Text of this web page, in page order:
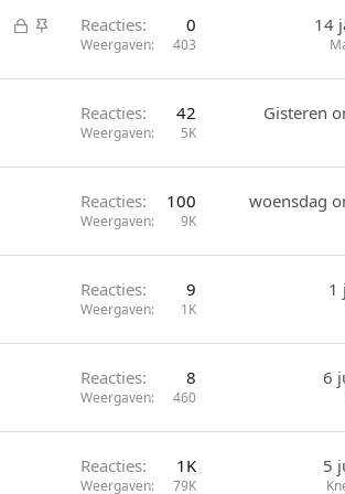
k
G
e
S
Reacties 0
Weergaven 403
14
Reacties 42
Weergaven 5K
Gisteren
Reacties 100
Weergaven 9K
woensdag
Reacties 9
Weergaven 1K
1
Reacties 8
Weergaven 460
6
Reacties 1K
Weergaven 79K
5